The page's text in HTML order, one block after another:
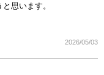
思います。
2026/05/03